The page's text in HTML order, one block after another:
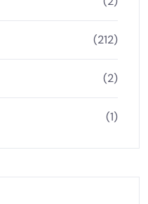
(212)
(2)
(1)